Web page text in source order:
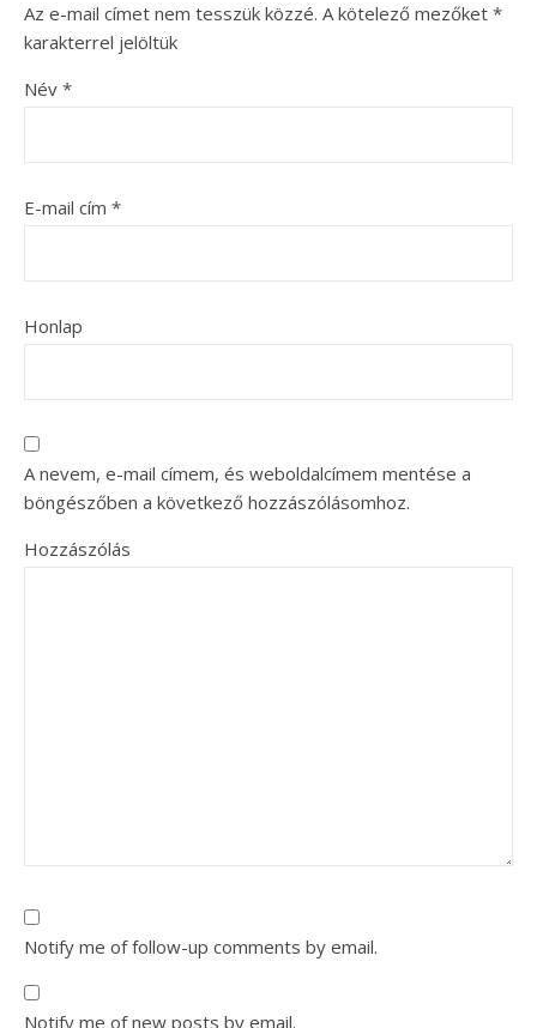
Az e-mail címet nem tesszük közzé. A kötelező mezőket *
karakterrel jelöltük
Név *
E-mail cím *
Honlap
A nevem, e-mail címem, és weboldalcímem mentése a
böngészőben a következő hozzászólásomhoz.
Hozzászólás
Notify me of follow-up comments by email.
Notify me of new posts by email.